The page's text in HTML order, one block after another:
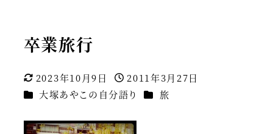
卒業旅行
更新日
2023年10月9日
投稿日
2011年3月27日
カテゴリー
大塚あやこの自分語り カテゴリー
旅